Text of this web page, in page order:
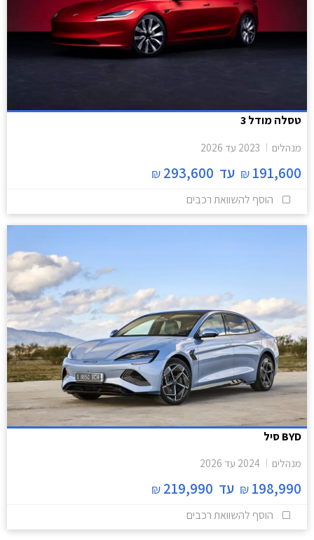
טסלה מודל 3
מנהלים 2023 עד 2026
191,600
₪ עד 293,600
₪
הוסף להשוואת רכבים
BYD סיל
מנהלים 2024 עד 2026
198,990
₪ עד 219,990
₪
הוסף להשוואת רכבים